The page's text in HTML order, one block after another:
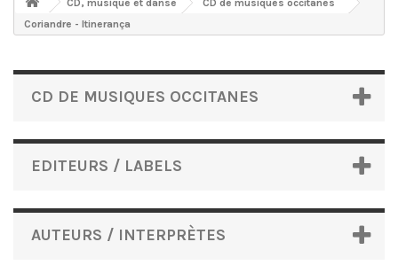
CD, musique et danse
CD de musiques occitanes
Coriandre - Itinerança
CD DE MUSIQUES OCCITANES
EDITEURS / LABELS
AUTEURS / INTERPRÈTES